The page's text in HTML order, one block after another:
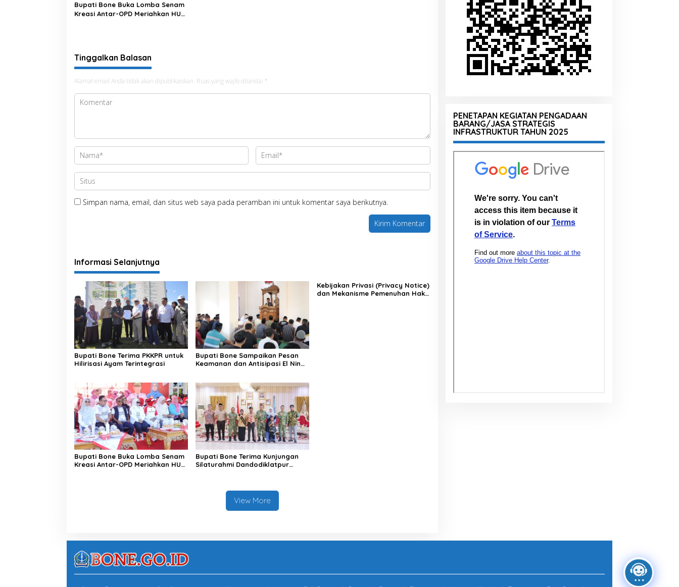
Bupati Bone Buka Lomba Senam
Kreasi Antar-OPD Meriahkan HUT
Tinggalkan Balasan
Alamat email Anda tidak akan dipublikasikan. Ruas yang wajib ditandai *
Simpan nama, email, dan situs web saya pada peramban ini untuk komentar saya berikutnya.
Informasi Selanjutnya
Bupati Bone Terima PKKPR untuk
Hilirisasi Ayam Terintegrasi
Bupati Bone Sampaikan Pesan
Keamanan dan Antisipasi El Nino
Kebijakan Privasi (Privacy Notice)
dan Mekanisme Pemenuhan Hak
Bupati Bone Buka Lomba Senam
Kreasi Antar-OPD Meriahkan HUT
Bupati Bone Terima Kunjungan
Silaturahmi Dandodiklatpur
View More
PENETAPAN KEGIATAN PENGADAAN
BARANG/JASA STRATEGIS
INFRASTRUKTUR TAHUN 2025